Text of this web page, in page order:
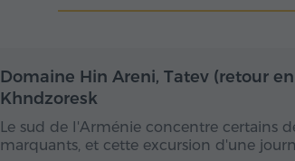
Toute la journée
Domaine Hin Areni, Tatev (retour
Khndzoresk
Le sud de l'Arménie concentre certains
marquants, et cette excursion d'une